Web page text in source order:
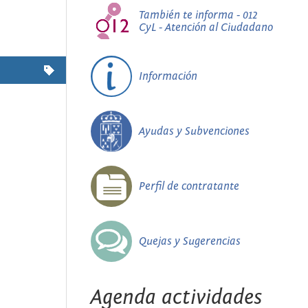
También te informa - 012
CyL - Atención al Ciudadano
Información
Ayudas y Subvenciones
Perfil de contratante
Quejas y Sugerencias
Agenda actividades